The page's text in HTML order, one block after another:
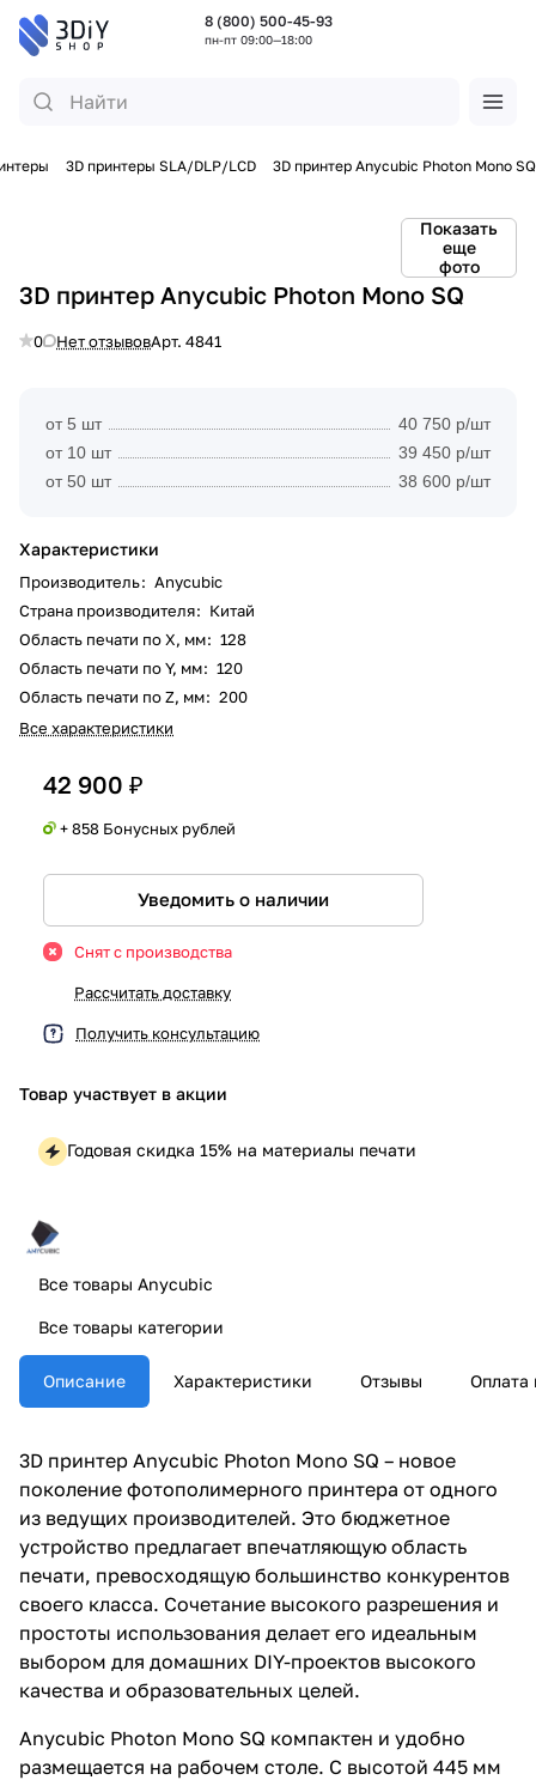
8 (800) 500-45-93
пн-пт 09:00—18:00
3D принтеры SLA/DLP/LCD 3D принтер Anycubic Photon Mono SQ
Показать
еще
фото
3D принтер Anycubic Photon Mono SQ
0 Нет отзывовАрт. 4841
от 5 шт
40 750 р/шт
от 10 шт
39 450 р/шт
от 50 шт
38 600 р/шт
Характеристики
Производитель: Anycubic
Страна производителя: Китай
Область печати по X, мм: 128
Область печати по Y, мм: 120
Область печати по Z, мм: 200
Все характеристики
42 900 ₽
+ 858 Бонусных рублей
Уведомить о наличии
Снят с производства
Рассчитать доставку
Получить консультацию
Товар участвует в акции
Годовая скидка 15% на материалы печати
Все товары Anycubic
Все товары категории
Описание Характеристики Отзывы Оплата
3D принтер Anycubic Photon Mono SQ – новое
поколение фотополимерного принтера от одного
из ведущих производителей. Это бюджетное
устройство предлагает впечатляющую область
печати, превосходящую большинство конкурентов
своего класса. Сочетание высокого разрешения и
простоты использования делает его идеальным
выбором для домашних DIY-проектов высокого
качества и образовательных целей.
Anycubic Photon Mono SQ компактен и удобно
размещается на рабочем столе. С высотой 445 мм